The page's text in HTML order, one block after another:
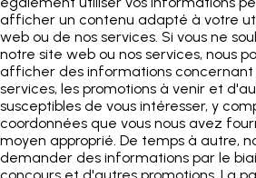
afficher un contenu adapté à votre
web ou de nos services. Si vous ne
notre site web ou nos services, nous
afficher des informations concernant
services, les promotions à venir et
susceptibles de vous intéresser, y
coordonnées que vous nous avez
moyen approprié. De temps à autre,
demander des informations par le